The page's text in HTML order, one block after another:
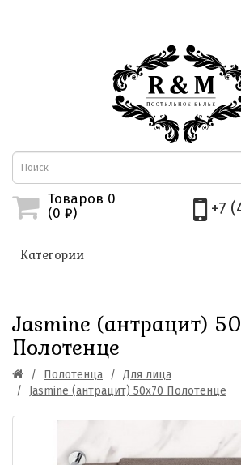
Товаров 0
(0 ₽) +7
Категории
Jasmine (антрацит)
Полотенце
Полотенца
Для лица
Jasmine (антрацит) 50х70 Полотенце